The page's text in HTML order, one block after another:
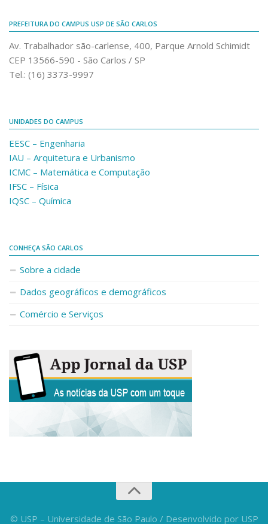
Ouvidoria do Campus
Urgências
PREFEITURA DO CAMPUS USP DE SÃO CARLOS
Av. Trabalhador são-carlense, 400, Parque Arnold Schimidt
CEP 13566-590 - São Carlos / SP
Tel.: (16) 3373-9997
UNIDADES DO CAMPUS
EESC – Engenharia
IAU – Arquitetura e Urbanismo
ICMC – Matemática e Computação
IFSC – Física
IQSC – Química
CONHEÇA SÃO CARLOS
Sobre a cidade
Dados geográficos e demográficos
Comércio e Serviços
© USP – Universidade de São Paulo / Desenvolvido por USP